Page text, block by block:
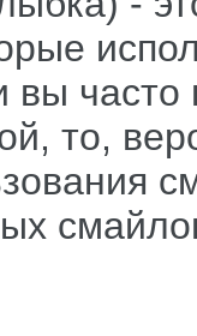
часто
то,